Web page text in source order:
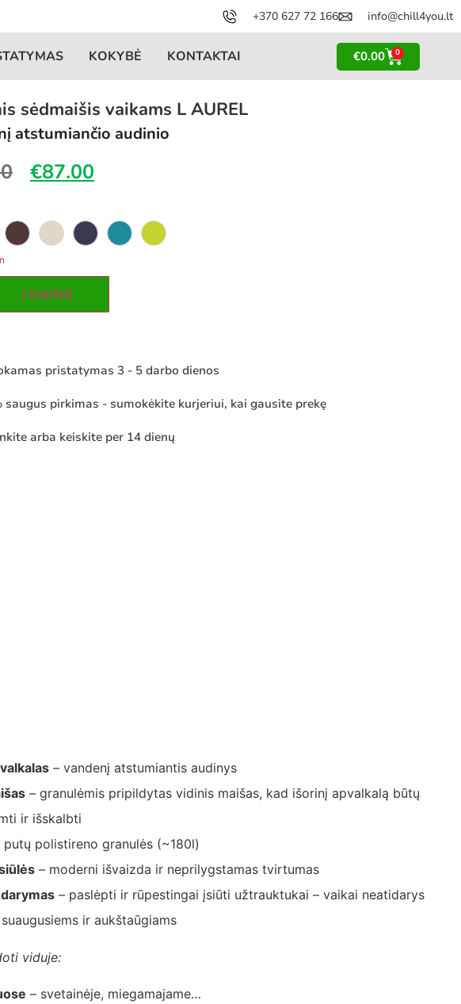
+370 627 72 166 info@chill4you.lt
KOKYBĖ KONTAKTAI €0.00 0
sėdmaišis vaikams L AUREL
atstumiančio audinio
€87.00
Į krepšelį
pristatymas 3 - 5 darbo dienos
saugus pirkimas - sumokėkite kurjeriui, kai gausite prekę
arba keiskite per 14 dienų
– vandenį atstumiantis audinys
– granulėmis pripildytas vidinis maišas, kad išorinį apvalkalą būtų
ir išskalbti
putų polistireno granulės (~180l)
– moderni išvaizda ir neprilygstamas tvirtumas
– paslėpti ir rūpestingai įsiūti užtrauktukai – vaikai neatidarys
ir aukštaūgiams
viduje:
– svetainėje, miegamajame…